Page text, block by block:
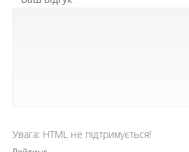
Увага: HTML не підтримується!